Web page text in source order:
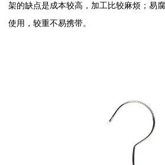
架的缺点是成本较高，加工比较麻烦；易
使用，较重不易携带。